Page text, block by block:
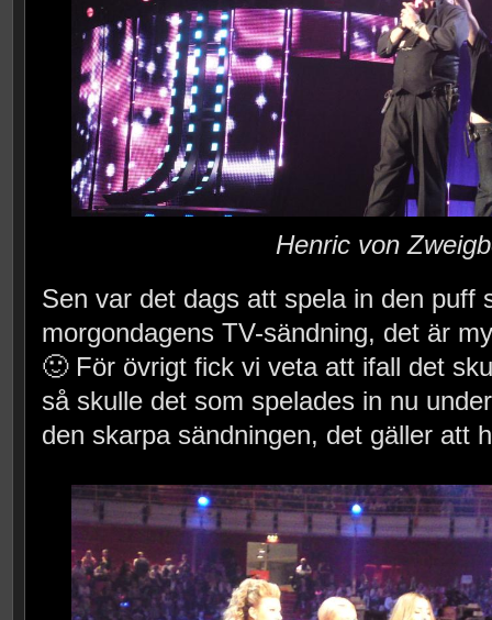
Henric von
Sen var det dags att spela in den puff
morgondagens TV-sändning, det är
🙂 För övrigt fick vi veta att ifall det
så skulle det som spelades in nu
den skarpa sändningen, det gäller att